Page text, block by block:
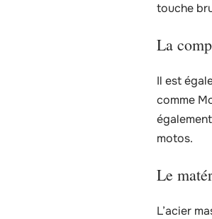
touche
La
Il est
comme
motos.
Le
L’acier